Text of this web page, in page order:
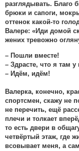
разглядывать. Благо
брюки и сапоги,
оттенок какой-то
Валере: «Иди домой
жених тревожно
– Пошли вместе!
– Здрасте, что я там у
– Идём, идём!
Валерка, конечно,
спортсмен, скажу не
не перечить, ещё
плечи и толкает
то есть двери в
четвёртый этаж, где
всовывает меня, а